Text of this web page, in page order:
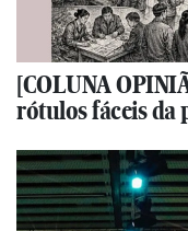
[COLUNA
rótulos fáceis da